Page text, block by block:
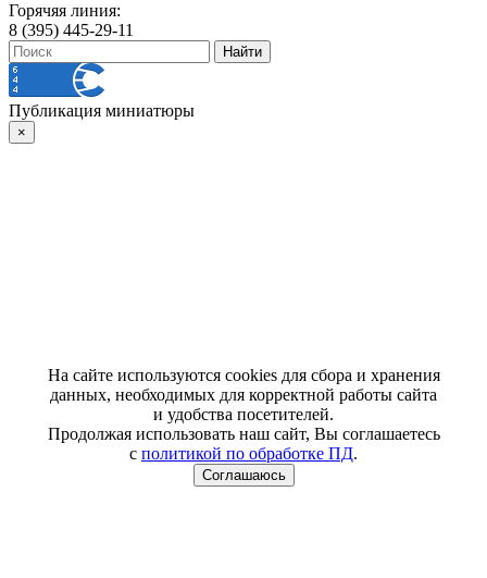
Горячяя линия:
8 (395) 445-29-11
Публикация миниатюры
×
На сайте используются cookies для сбора и хранения
данных, необходимых для корректной работы сайта
и удобства посетителей.
Продолжая использовать наш сайт, Вы соглашаетесь
с политикой по обработке ПД.
Соглашаюсь